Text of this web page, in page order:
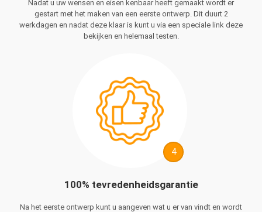
Nadat u uw wensen en eisen kenbaar heeft gemaakt wordt er
gestart met het maken van een eerste ontwerp. Dit duurt 2
werkdagen en nadat deze klaar is kunt u via een speciale link deze
bekijken en helemaal testen.
4
100% tevredenheidsgarantie
Na het eerste ontwerp kunt u aangeven wat u er van vindt en wordt